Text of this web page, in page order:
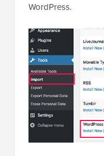
WordPress.